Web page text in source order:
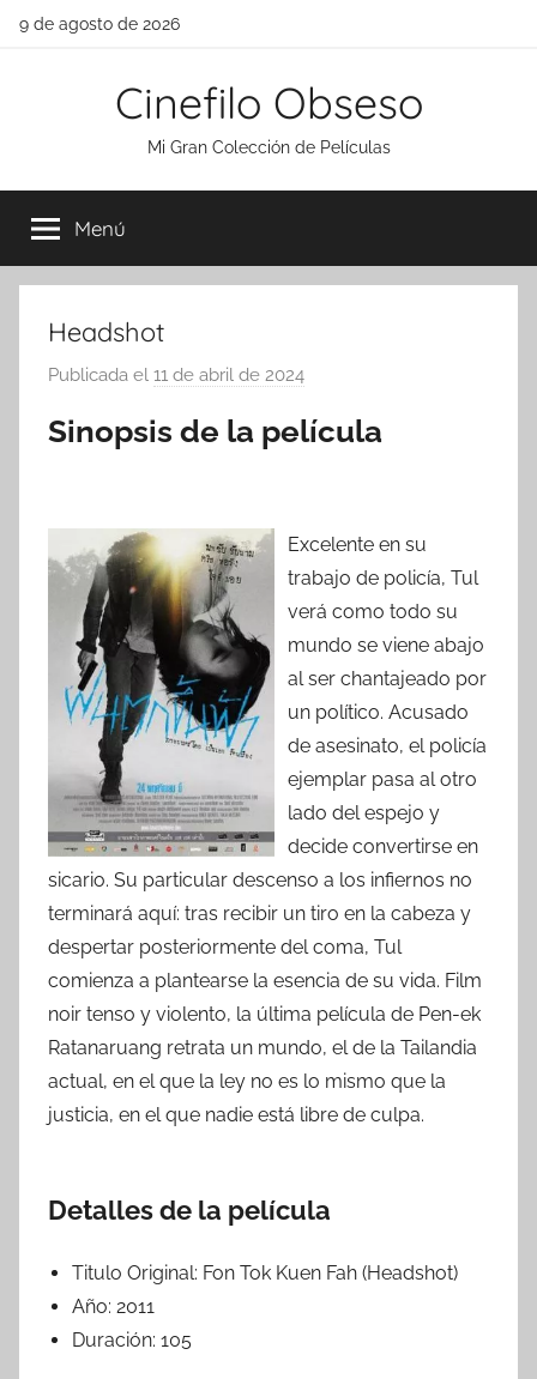
Saltar
9 de agosto de 2026
Cinefilo Obseso
Mi Gran Colección de Películas
Menú
Headshot
Publicada el 11 de abril de 2024
r
Sinopsis de la película
Excelente en su
trabajo de policía, Tul
verá como todo su
mundo se viene abajo
al ser chantajeado por
un político. Acusado
de asesinato, el policía
ejemplar pasa al otro
lado del espejo y
decide convertirse en
sicario. Su particular descenso a los infiernos no
terminará aquí: tras recibir un tiro en la cabeza y
despertar posteriormente del coma, Tul
comienza a plantearse la esencia de su vida. Film
noir tenso y violento, la última película de Pen-ek
Ratanaruang retrata un mundo, el de la Tailandia
actual, en el que la ley no es lo mismo que la
justicia, en el que nadie está libre de culpa.
Detalles de la película
Titulo Original: Fon Tok Kuen Fah (Headshot)
Año: 2011
Duración: 105